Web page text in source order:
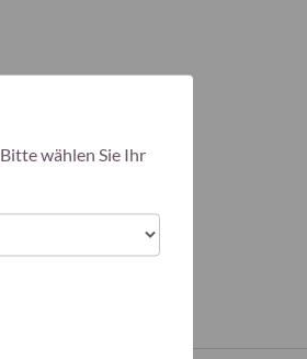
wählen Sie Ihr